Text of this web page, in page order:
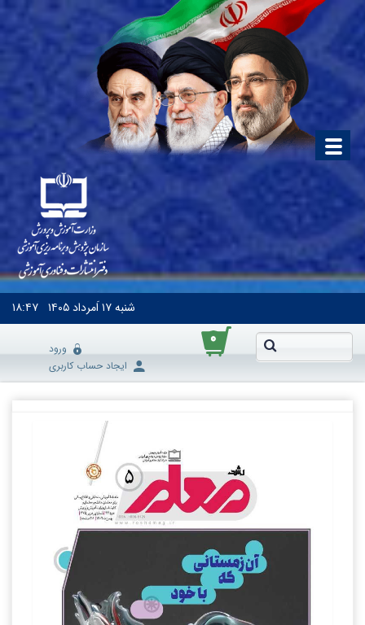
شنبه۱۷ اَمرداد ۱۴۰۵ ۱۸:۴۷
۰
ورود
ایجاد حساب کاربری